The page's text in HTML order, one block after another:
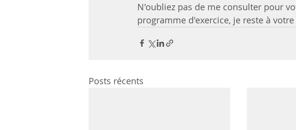
N'oubliez pas de me consulter pour
programme d'exercice, je reste à
Posts récents